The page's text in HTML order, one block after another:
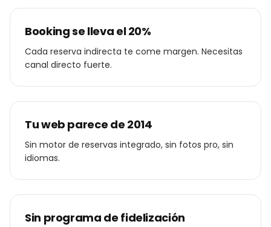
Booking se lleva el 20%
Cada reserva indirecta te come margen. Necesitas
canal directo fuerte.
Tu web parece de 2014
Sin motor de reservas integrado, sin fotos pro, sin
idiomas.
Sin programa de fidelización